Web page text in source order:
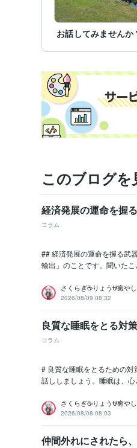
お話してみませんか
このブログを
経済発展の運命を握
コラム
## 経済発展の運命を握る武
輸出」のことです。聞いた
さくらぎ☕りょう⛎癒や
2026/08/09 08:32
良質な睡眠をとる対策
コラム
# 良質な睡眠をとるための
話ししましょう。睡眠は、
さくらぎ☕りょう⛎癒や
2026/08/08 08:03
仲間外れにされたら